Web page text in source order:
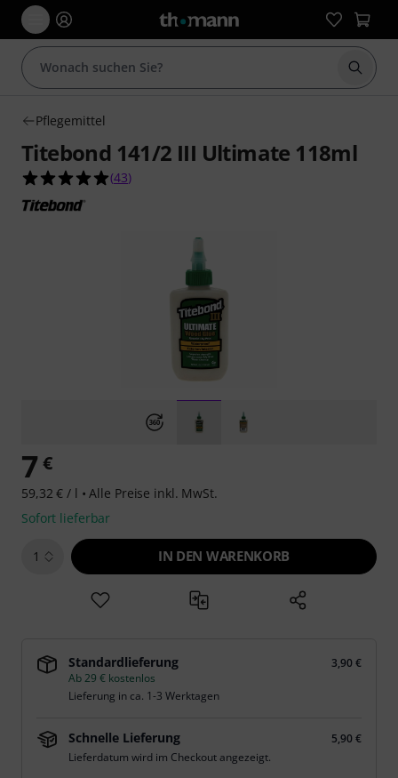
Suche
Pflegemittel
Titebond 141/2 III Ultimate 118ml
5.0 von 5 Sternen aus 43 Kundenbewertungen
(43)
7 €
59,32 € / l • Alle Preise inkl. MwSt.
Sofort lieferbar
1 IN DEN WARENKORB
Standardlieferung
3,90 €
Ab 29 € kostenlos
Lieferung in ca. 1-3 Werktagen
Schnelle Lieferung
5,90 €
Lieferdatum wird im Checkout angezeigt.